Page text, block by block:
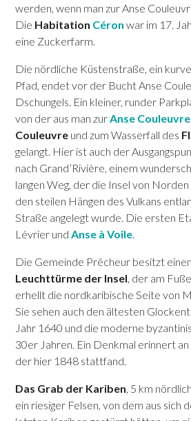
SAINT-PIERRE
SCHŒLCHER
LA TRINITÉ
LES TROIS-ÎLETS
LE VAUCLIN
werden, wenn man zur Anse
Die Habitation Céron war im 17.
eine Zuckerfarm.
Die nördliche Küstenstraße, ein
Pfad, endet vor der Bucht Anse
Dschungels. Ein kleiner, runder
von der aus man zur Anse Couleuvre
Couleuvre und zum Wasserfall des
gelangt. Hier ist auch der
nach Grand’Rivière, einem
langen Weg, der die Insel von
den steilen Hängen des Vulkans
Straße angelegt wurde. Die ersten
Lévrier und Anse à Voile
Die Gemeinde Prêcheur besitzt
Leuchttürme der Insel , der am
erhellt die nordkaribische Seite von
Sie sehen auch den ältesten
Jahr 1640 und die moderne
30er Jahren. Ein Denkmal erinnert an
der hier 1848 stattfand.
Das Grab der Kariben , 5 km
ein riesiger Felsen, von dem aus sich